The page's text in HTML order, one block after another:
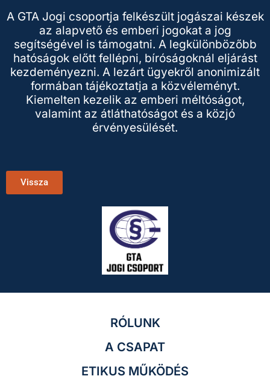
A GTA Jogi csoportja felkészült jogászai készek
az alapvető és emberi jogokat a jog
segítségével is támogatni. A legkülönbözőbb
hatóságok előtt fellépni, bíróságoknál eljárást
kezdeményezni. A lezárt ügyekről anonimizált
formában tájékoztatja a közvéleményt.
Kiemelten kezelik az emberi méltóságot,
valamint az átláthatóságot és a közjó
érvényesülését.
Vissza
RÓLUNK
A CSAPAT
ETIKUS MŰKÖDÉS